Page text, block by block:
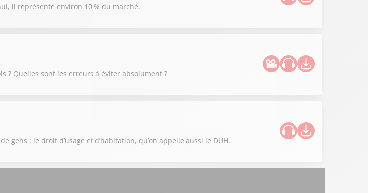
il représente environ 10 % du marché.
? Quelles sont les erreurs à éviter absolument ?
: le droit d’usage et d’habitation, qu’on appelle aussi le DUH.